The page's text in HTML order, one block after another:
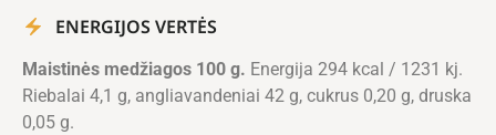
ENERGIJOS VERTĖS
Maistinės medžiagos 100 g. Energija 294 kcal / 1231 kj.
Riebalai 4,1 g, angliavandeniai 42 g, cukrus 0,20 g, druska
0,05 g.